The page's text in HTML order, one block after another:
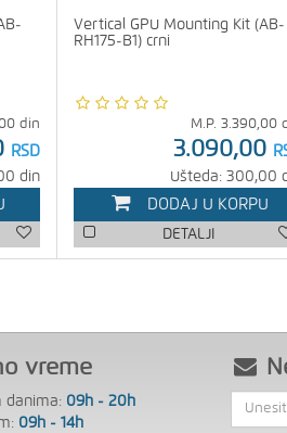
din
RSD
din
Vertical GPU Mounting Kit (AB-
RH175-B1) crni
M.P. 3.390,00
3.090,00
Ušteda: 300,00
DODAJ U KORPU
DETALJI
vreme
danima: 09h - 20h
09h - 14h